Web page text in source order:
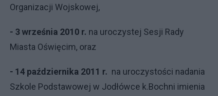
Organizacji Wojskowej,
- 3 września 2010 r. na uroczystej Sesji Rady
Miasta Oświęcim, oraz
- 14 października 2011 r. na uroczystości nadania
Szkole Podstawowej w Jodłówce k.Bochni imienia